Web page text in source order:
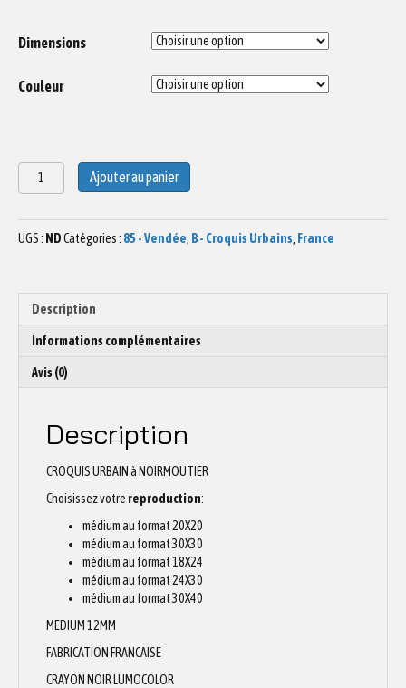
Dimensions
Couleur
quantité
de
Balise
Noirmoutier
Ajouter au panier
UGS : NDCatégories : 85 - Vendée B - Croquis Urbains France
Description
Informations complémentaires
Avis (0)
Description
CROQUIS URBAIN à NOIRMOUTIER
Choisissez votre reproduction:
médium au format 20X20
médium au format 30X30
médium au format 18X24
médium au format 24X30
médium au format 30X40
MEDIUM 12MM
FABRICATION FRANCAISE
CRAYON NOIR LUMOCOLOR